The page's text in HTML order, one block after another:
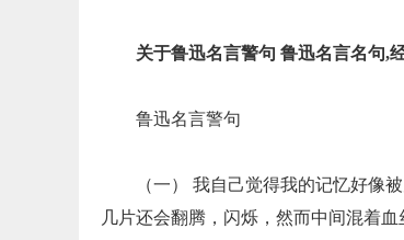
关于鲁迅名言警句 鲁迅名言名句,
鲁迅名言警句
（一） 我自己觉得我的记忆好像
几片还会翻腾，闪烁，然而中间混着